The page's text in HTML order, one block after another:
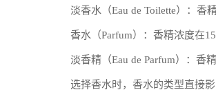
淡香水（Eau de Toilette）：香
香水（Parfum）：香精浓度在
淡香精（Eau de Parfum）：香
选择香水时，香水的类型直接